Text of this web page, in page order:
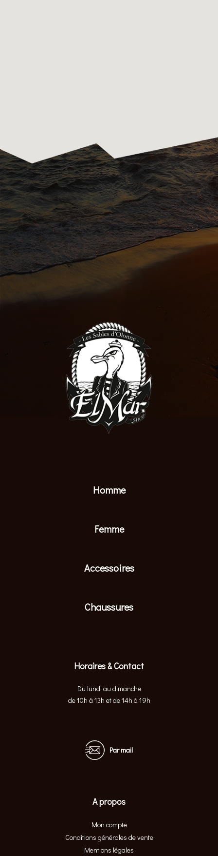
Homme
Femme
Accessoires
Chaussures
Horaires & Contact
Du lundi au dimanche
de 10h à 13h et de 14h à 19h
Par mail
A propos
Mon compte
Conditions générales de vente
Mentions légales